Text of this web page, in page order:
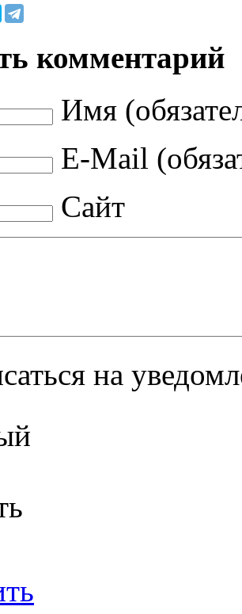
комментарий
Имя
E-Mail
Сайт
на